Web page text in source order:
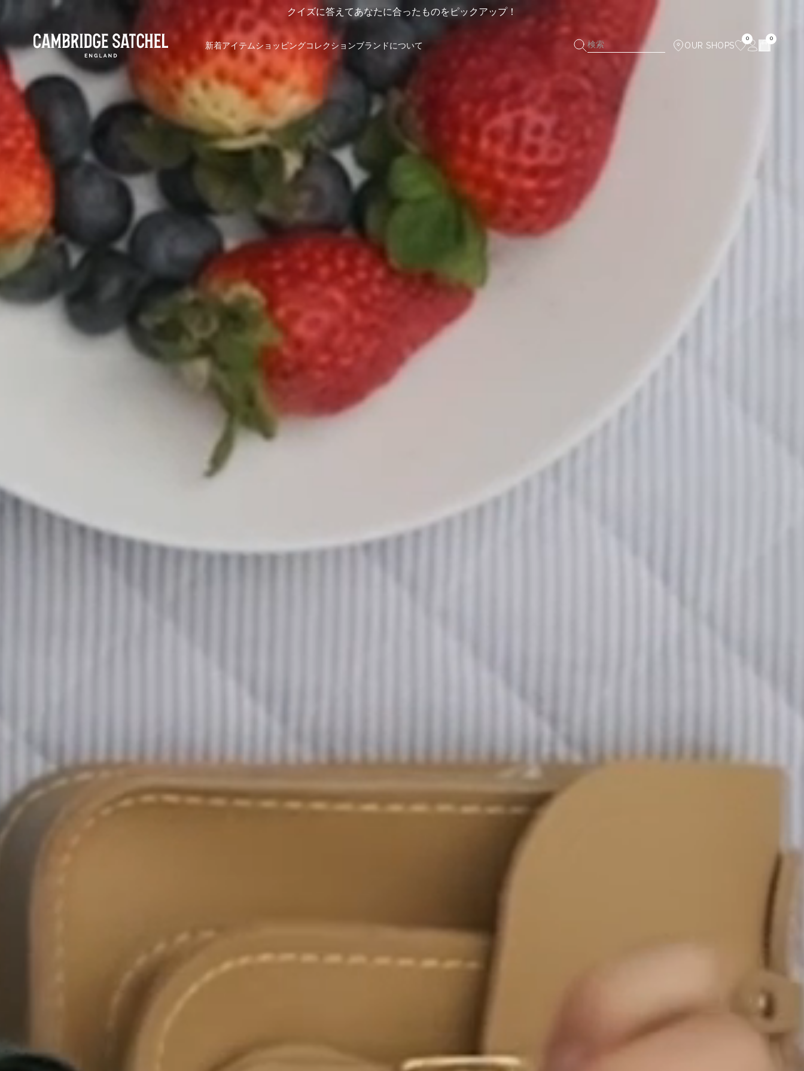
クイズに答えてあなたに合ったものをピックアップ！
新着アイテムショッピングコレクションブランドについて 検索 OUR SHOPS
0 0